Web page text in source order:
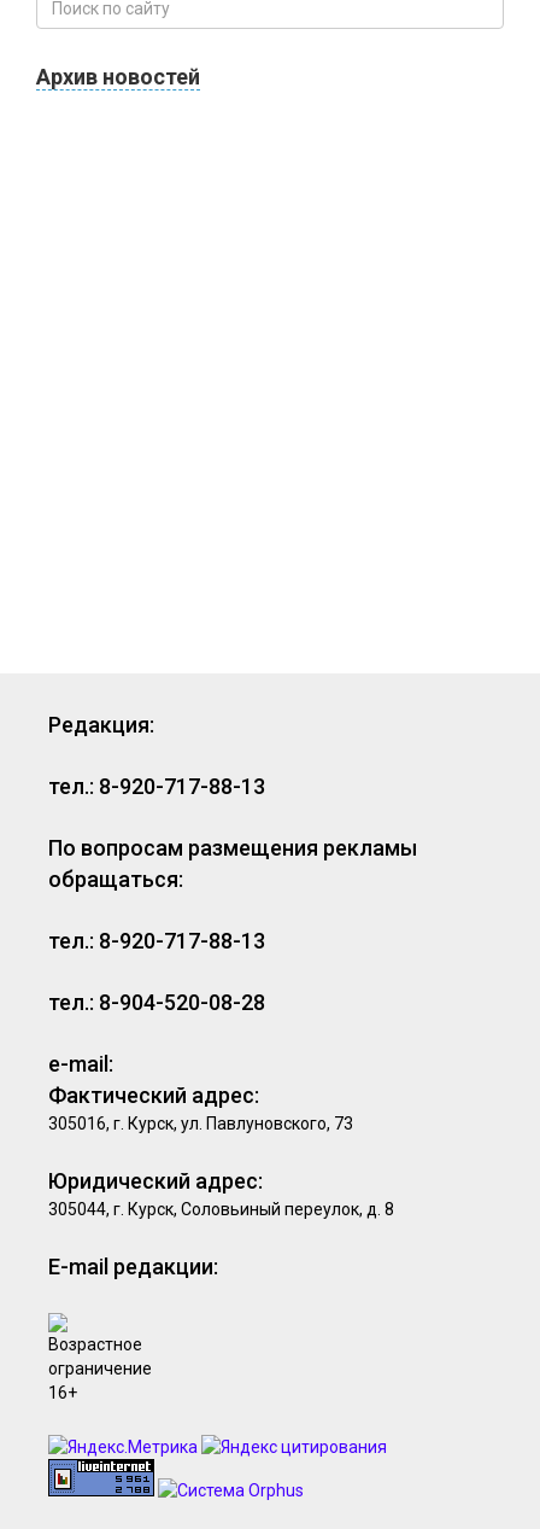
Архив новостей
Редакция:
тел.: 8-920-717-88-13
По вопросам размещения рекламы
обращаться:
тел.: 8-920-717-88-13
тел.: 8-904-520-08-28
e-mail:
Фактический адрес:
305016, г. Курск, ул. Павлуновского, 73
Юридический адрес:
305044, г. Курск, Соловьиный переулок, д. 8
E-mail редакции: